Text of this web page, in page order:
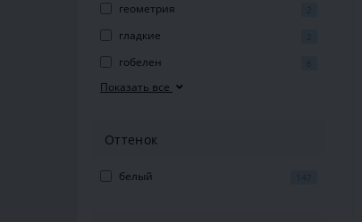
геометрия 2
гладкие 2
гобелен
Показать все
Оттенок
белый 147